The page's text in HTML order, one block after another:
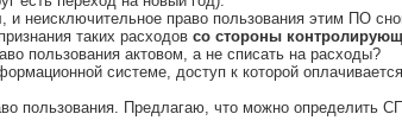
, и неисключительное право пользования этим ПО
таких расходов со стороны
пользования актовом, а не списать на расходы?
системе, доступ к которой
пользования. Предлагаю, что можно определить